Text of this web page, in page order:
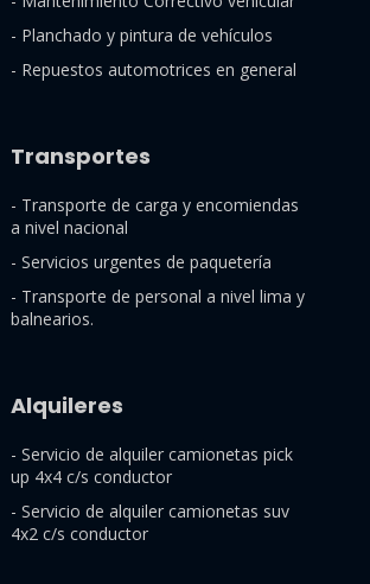
- Planchado y pintura de vehículos
- Repuestos automotrices en general
Transportes
- Transporte de carga y encomiendas
a nivel nacional
- Servicios urgentes de paquetería
- Transporte de personal a nivel lima y
balnearios.
Alquileres
- Servicio de alquiler camionetas pick
up 4x4 c/s conductor
- Servicio de alquiler camionetas suv
4x2 c/s conductor